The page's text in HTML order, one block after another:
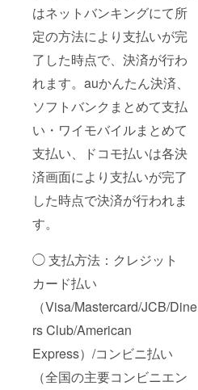
はネットバンキングにて所
定の方法により支払いが完
了した時点で、決済が行わ
れます。auかんたん決済、
ソフトバンクまとめて支払
い・ワイモバイルまとめて
支払い、ドコモ払いは各決
済画面により支払いが完了
した時点で決済が行われま
す。
◯ 支払方法：クレジット
カード払い
（Visa/Mastercard/JCB/Dine
rs Club/American
Express）/コンビニ払い
（全国の主要コンビニエン